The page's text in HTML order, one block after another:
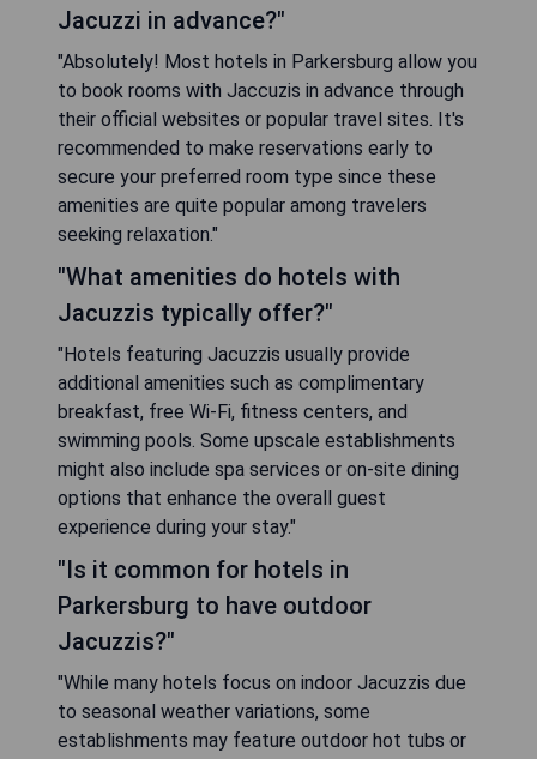
Jacuzzi in advance?"
"Absolutely! Most hotels in Parkersburg allow you
to book rooms with Jaccuzis in advance through
their official websites or popular travel sites. It's
recommended to make reservations early to
secure your preferred room type since these
amenities are quite popular among travelers
seeking relaxation."
"What amenities do hotels with
Jacuzzis typically offer?"
"Hotels featuring Jacuzzis usually provide
additional amenities such as complimentary
breakfast, free Wi-Fi, fitness centers, and
swimming pools. Some upscale establishments
might also include spa services or on-site dining
options that enhance the overall guest
experience during your stay."
"Is it common for hotels in
Parkersburg to have outdoor
Jacuzzis?"
"While many hotels focus on indoor Jacuzzis due
to seasonal weather variations, some
establishments may feature outdoor hot tubs or